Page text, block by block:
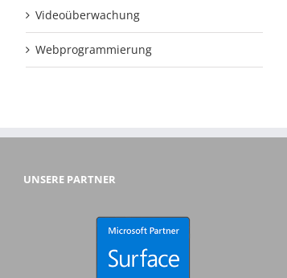
Videoüberwachung
Webprogrammierung
UNSERE PARTNER